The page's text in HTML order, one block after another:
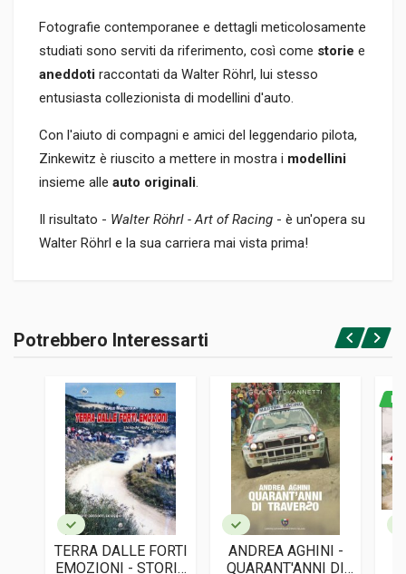
Fotografie contemporanee e dettagli meticolosamente
studiati sono serviti da riferimento, così come storie e
aneddoti raccontati da Walter Röhrl, lui stesso
entusiasta collezionista di modellini d'auto.
Con l'aiuto di compagni e amici del leggendario pilota,
Zinkewitz è riuscito a mettere in mostra i modellini
insieme alle auto originali.
Il risultato - Walter Röhrl - Art of Racing - è un'opera su
Walter Röhrl e la sua carriera mai vista prima!
Rilegato
9783613044784
Motorbuch Verlag
LINGUA DEL TESTO
Tedesco, Inglese
DATA DI STAMPA
Accedi o registrati
Potrebbero Interessarti
TERRA DALLE FORTI
EMOZIONI - STORIA
ANDREA AGHINI -
QUARANT'ANNI DI